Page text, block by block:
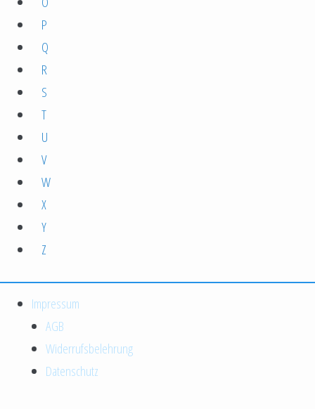
P
Q
R
S
T
U
V
W
X
Y
Z
Impressum
AGB
Widerrufsbelehrung
Datenschutz